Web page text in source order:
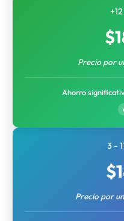
$
Precio por
Ahorro
3 -
$
Precio por